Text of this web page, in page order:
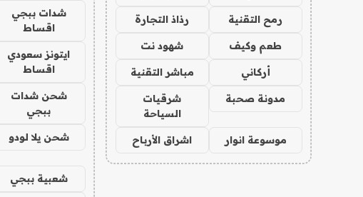
رمح التقنية رذاذ التجارة
طعم وكيف شهود نت
أركاني مباشر التقنية
مدونة صحبة
شرقيات
السياحة
موسوعة انوار اشراق الأرباح
شدات ببجي
اقساط
ايتونز سعودي
اقساط
شحن شدات
ببجي
شحن يلا لودو
شعبية ببجي